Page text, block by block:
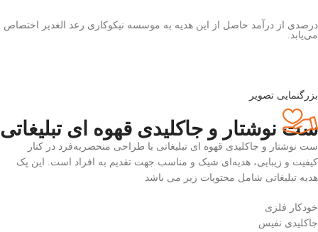
درصدی از درآمد حاصل از این هدیه به موسسه نیکوکاری رعد الغدیر اختصاص
می‌یابد.
بزرگنمایی تصویر
ست نوشتار و جاکلیدی قهوه ای تبلیغاتی
ست نوشتار و جاکلیدی قهوه ای تبلیغاتی با طراحی منحصربه‌فرد در کنار
کیفیت و زیبایی، هدیه‌ای شیک و مناسب جهت تقدیم به افراد است. این پک
هدیه تبلیغاتی شامل محتویات زیر می باشد
خودکار فلزی
جاکلیدی نفیس